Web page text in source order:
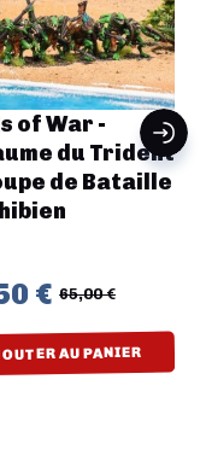
of War -
du Trident
de Bataille
€ 65,00 €
AU PANIER